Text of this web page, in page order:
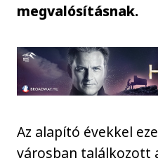
megvalósításnak.
Az alapító évekkel
városban találkozott